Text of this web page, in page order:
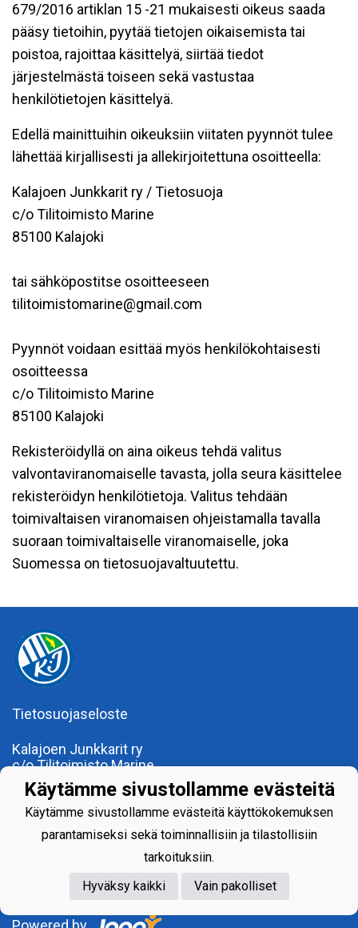
679/2016 artiklan 15 -21 mukaisesti oikeus saada
pääsy tietoihin, pyytää tietojen oikaisemista tai
poistoa, rajoittaa käsittelyä, siirtää tiedot
järjestelmästä toiseen sekä vastustaa
henkilötietojen käsittelyä.
Edellä mainittuihin oikeuksiin viitaten pyynnöt tulee
lähettää kirjallisesti ja allekirjoitettuna osoitteella:
Kalajoen Junkkarit ry / Tietosuoja
c/o Tilitoimisto Marine
85100 Kalajoki
tai sähköpostitse osoitteeseen
tilitoimistomarine@gmail.com
Pyynnöt voidaan esittää myös henkilökohtaisesti
osoitteessa
c/o Tilitoimisto Marine
85100 Kalajoki
Rekisteröidyllä on aina oikeus tehdä valitus
valvontaviranomaiselle tavasta, jolla seura käsittelee
rekisteröidyn henkilötietoja. Valitus tehdään
toimivaltaisen viranomaisen ohjeistamalla tavalla
suoraan toimivaltaiselle viranomaiselle, joka
Suomessa on tietosuojavaltuutettu.
Tietosuojaseloste
Kalajoen Junkkarit ry
c/o Tilitoimisto Marine
Kalajoentie 34
85100 Kalajoki
Y-tunnus 0185922-0
Yhdistysrekisterinumero 120.904
Käytämme sivustollamme evästeitä
Käytämme sivustollamme evästeitä käyttökokemuksen
parantamiseksi sekä toiminnallisiin ja tilastollisiin
tarkoituksiin.
Hyväksy kaikki
Vain pakolliset